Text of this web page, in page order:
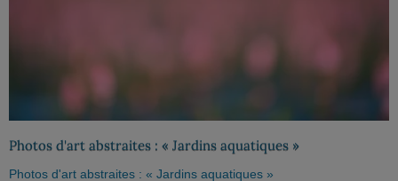
Photos d'art abstraites : « Jardins aquatiques »
Photos d'art abstraites : « Jardins aquatiques »